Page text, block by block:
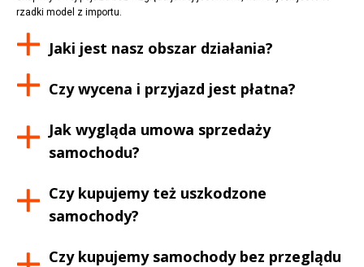
rzadki model z importu.
Jaki jest nasz obszar działania?
Czy wycena i przyjazd jest płatna?
Jak wygląda umowa sprzedaży
samochodu?
Czy kupujemy też uszkodzone
samochody?
Czy kupujemy samochody bez przeglądu